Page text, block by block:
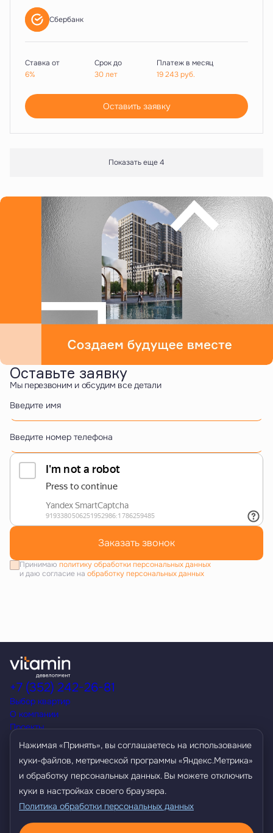
Сбербанк
Ставка от
6%
Срок до
30 лет
Платеж в месяц
19 243руб.
Оставить заявку
Показать еще 4
Оставьте заявку
Мы перезвоним и обсудим все детали
Введите имя
Введите номер телефона
Заказать звонок
Принимаю политику обработки персональных данных
и даю согласие на обработку персональных данных
Выбор квартир
О компании
Проекты
Акции
Способы покупки
Условия кредитования
Контакты
Агентам
+7 (352) 242-26-81
Нажимая «Принять», вы соглашаетесь на использование
куки-файлов, метрической программы «Яндекс.Метрика»
и обработку персональных данных. Вы можете отключить
куки в настройках своего браузера.
Политика обработки персональных данных